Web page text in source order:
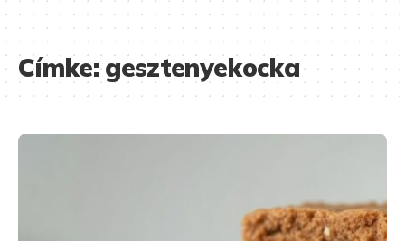
Címke:gesztenyekocka